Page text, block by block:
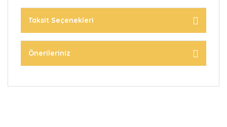
Taksit Seçenekleri
Önerileriniz